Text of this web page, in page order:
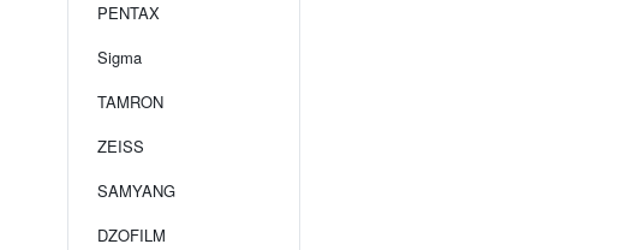
PENTAX
Sigma
TAMRON
ZEISS
SAMYANG
DZOFILM